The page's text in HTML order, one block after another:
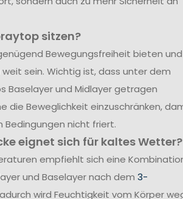
sitzen?
Bewegungsfreiheit bieten und
sein. Wichtig ist, dass unter dem
Baselayer und Midlayer getragen
die Beweglichkeit einzuschränken,
Bedingungen nicht friert.
eignet sich für kaltes Wetter?
empfiehlt sich eine
und Baselayer nach dem 3-
wird Feuchtigkeit vom Körper